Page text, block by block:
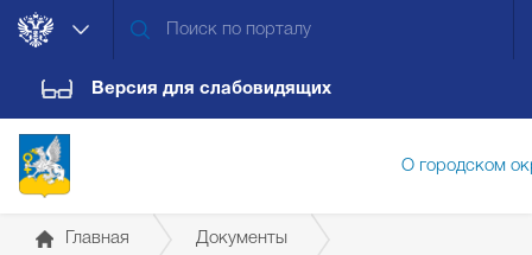
Версия для слабовидящих
О городском
Главная Документы